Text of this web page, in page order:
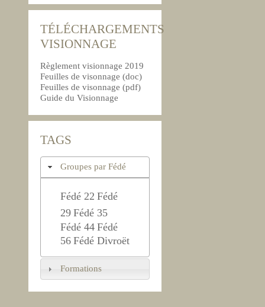
TÉLÉCHARGEMENTS
VISIONNAGE
Règlement visionnage 2019
Feuilles de visonnage (doc)
Feuilles de visonnage (pdf)
Guide du Visionnage
TAGS
Groupes par Fédé
Fédé 22 Fédé
29 Fédé 35
Fédé 44 Fédé
56 Fédé Divroët
Formations